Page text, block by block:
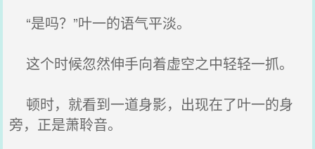
“是吗？”叶一的语气平淡。
这个时候忽然伸手向着虚空之中轻轻一抓。
顿时，就看到一道身影，出现在了叶一的身
旁，正是萧聆音。